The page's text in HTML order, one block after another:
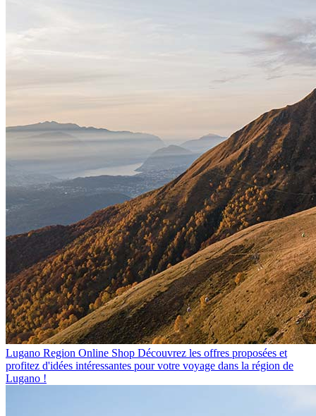
Lugano Region Online Shop Découvrez les offres proposées et
profitez d'idées intéressantes pour votre voyage dans la région de
Lugano !